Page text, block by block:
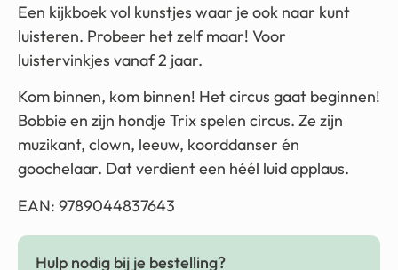
Een kijkboek vol kunstjes waar je ook naar kunt
luisteren. Probeer het zelf maar! Voor
luistervinkjes vanaf 2 jaar.
Kom binnen, kom binnen! Het circus gaat beginnen!
Bobbie en zijn hondje Trix spelen circus. Ze zijn
muzikant, clown, leeuw, koorddanser én
goochelaar. Dat verdient een héél luid applaus.
EAN: 9789044837643
Hulp nodig bij je bestelling?